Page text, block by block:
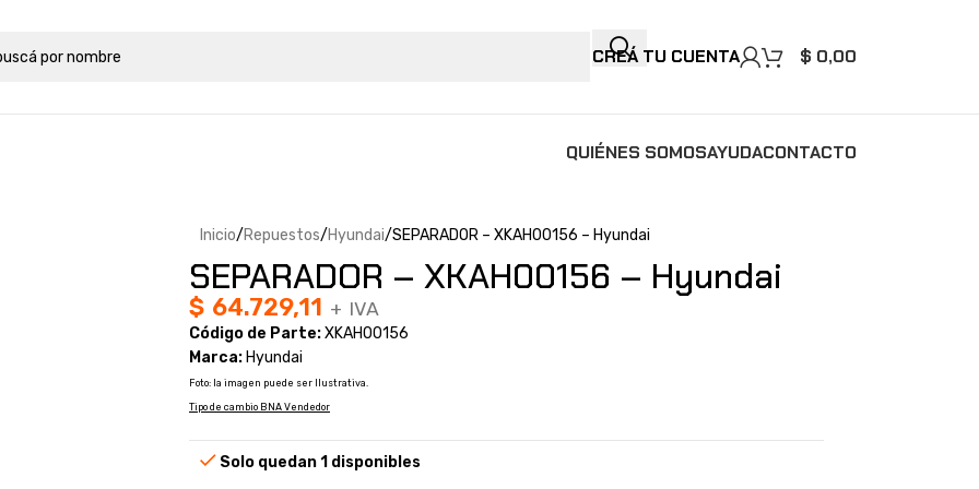
CREÁ TU CUENTA $ 0,00
QUIÉNES SOMOSAYUDACONTACTO
Inicio Repuestos Hyundai SEPARADOR – XKAH00156 – Hyundai
SEPARADOR – XKAH00156 – Hyundai
$ 64.729,11 + IVA
Código de Parte:XKAH00156
Marca: Hyundai
Foto: la imagen puede ser Ilustrativa.
Tipo de cambio BNA Vendedor
Solo quedan 1 disponibles